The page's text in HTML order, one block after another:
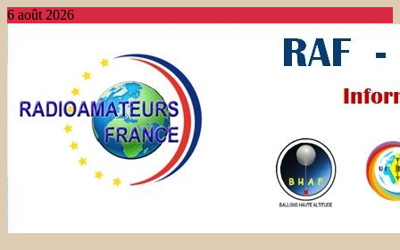
6 août 2026